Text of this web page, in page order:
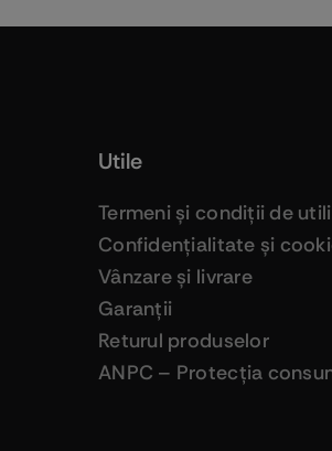
Utile
Termeni şi condiţii de
Confidenţialitate şi
Vânzare şi livrare
Garanţii
Returul produselor
ANPC – Protecţia